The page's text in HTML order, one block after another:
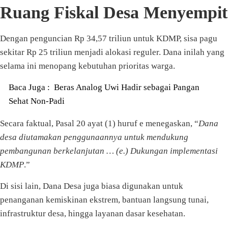
Ruang Fiskal Desa Menyempit
Dengan penguncian Rp 34,57 triliun untuk KDMP, sisa pagu
sekitar Rp 25 triliun menjadi alokasi reguler. Dana inilah yang
selama ini menopang kebutuhan prioritas warga.
Baca Juga : Beras Analog Uwi Hadir sebagai Pangan
Sehat Non-Padi
Secara faktual, Pasal 20 ayat (1) huruf e menegaskan, “Dana
desa diutamakan penggunaannya untuk mendukung
pembangunan berkelanjutan … (e.) Dukungan implementasi
KDMP.”
Di sisi lain, Dana Desa juga biasa digunakan untuk
penanganan kemiskinan ekstrem, bantuan langsung tunai,
infrastruktur desa, hingga layanan dasar kesehatan.